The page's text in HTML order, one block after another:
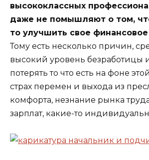
высококлассных
даже не помышляют о том,
то улучшить свое
Тому есть несколько причин,
высокий уровень безработицы
потерять то что есть на фоне
страх перемен и выхода из
комфорта, незнание рынка
зарплат, какие-то